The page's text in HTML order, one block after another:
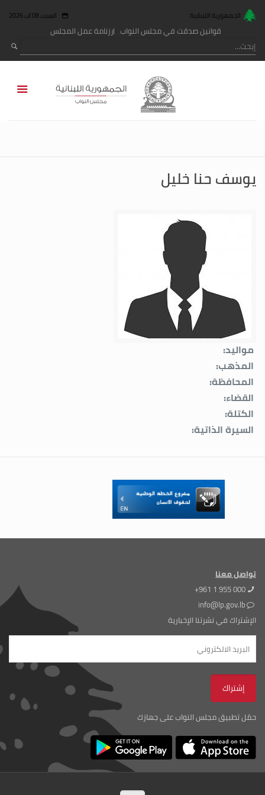
الجمهورية اللبنانية السبت 08 آب 2026
قوانين صدقت في مجلس النواب رزنامة عمل المجلس
يوسف حنا خليل
مواليد:
المذهب:
المحافظة:
القضاء:
الكتلة:
السيرة الذاتية:
تواصل معنا
+961 1 955 000
info@lp.gov.lb
الإشتراك في نشرتنا الإخبارية
حمّل تطبيق مجلس النواب على جهازك